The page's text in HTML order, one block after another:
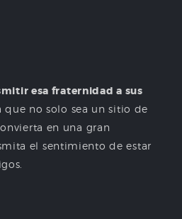
esa fraternidad a sus
no solo sea un sitio de
en una gran
el sentimiento de estar